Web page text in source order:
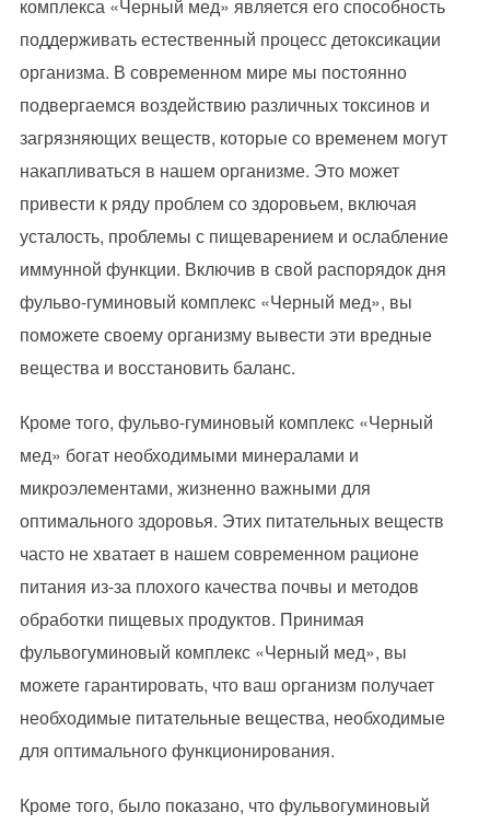
комплекса «Черный мед» является его способность
поддерживать естественный процесс детоксикации
организма. В современном мире мы постоянно
подвергаемся воздействию различных токсинов и
загрязняющих веществ, которые со временем могут
накапливаться в нашем организме. Это может
привести к ряду проблем со здоровьем, включая
усталость, проблемы с пищеварением и ослабление
иммунной функции. Включив в свой распорядок дня
фульво-гуминовый комплекс «Черный мед», вы
поможете своему организму вывести эти вредные
вещества и восстановить баланс.
Кроме того, фульво-гуминовый комплекс «Черный
мед» богат необходимыми минералами и
микроэлементами, жизненно важными для
оптимального здоровья. Этих питательных веществ
часто не хватает в нашем современном рационе
питания из-за плохого качества почвы и методов
обработки пищевых продуктов. Принимая
фульвогуминовый комплекс «Черный мед», вы
можете гарантировать, что ваш организм получает
необходимые питательные вещества, необходимые
для оптимального функционирования.
Кроме того, было показано, что фульвогуминовый